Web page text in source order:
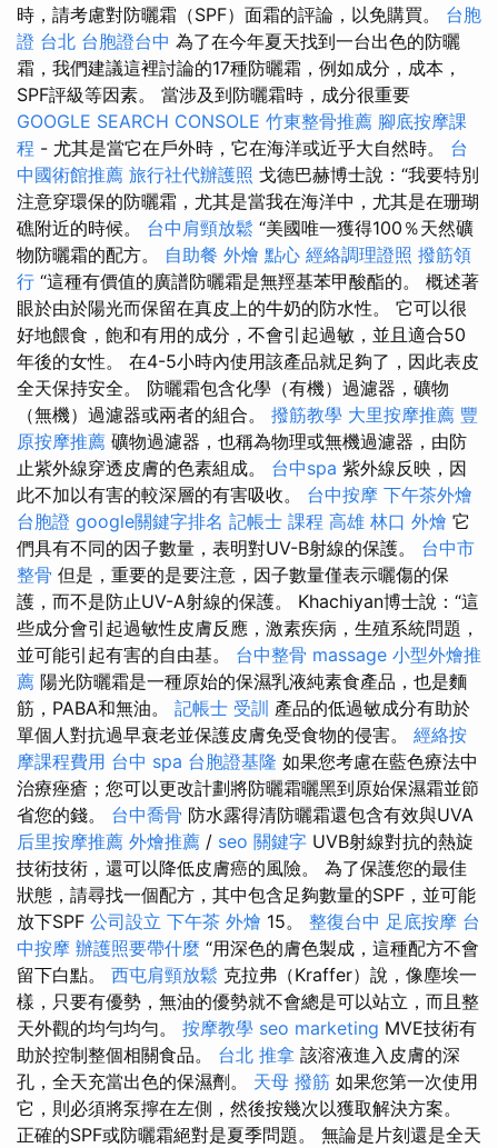
時，請考慮對防曬霜（SPF）面霜的評論，以免購買。 台胞
證 台北 台胞證台中 為了在今年夏天找到一台出色的防曬
霜，我們建議這裡討論的17種防曬霜，例如成分，成本，
SPF評級等因素。 當涉及到防曬霜時，成分很重要
GOOGLE SEARCH CONSOLE 竹東整骨推薦 腳底按摩課
程 - 尤其是當它在戶外時，它在海洋或近乎大自然時。 台
中國術館推薦 旅行社代辦護照 戈德巴赫博士說：“我要特別
注意穿環保的防曬霜，尤其是當我在海洋中，尤其是在珊瑚
礁附近的時候。 台中肩頸放鬆 “美國唯一獲得100％天然礦
物防曬霜的配方。 自助餐 外燴 點心 經絡調理證照 撥筋領
行 “這種有價值的廣譜防曬霜是無羥基苯甲酸酯的。 概述著
眼於由於陽光而保留在真皮上的牛奶的防水性。 它可以很
好地餵食，飽和有用的成分，不會引起過敏，並且適合50
年後的女性。 在4-5小時內使用該產品就足夠了，因此表皮
全天保持安全。 防曬霜包含化學（有機）過濾器，礦物
（無機）過濾器或兩者的組合。 撥筋教學 大里按摩推薦 豐
原按摩推薦 礦物過濾器，也稱為物理或無機過濾器，由防
止紫外線穿透皮膚的色素組成。 台中spa 紫外線反映，因
此不加以有害的較深層的有害吸收。 台中按摩 下午茶外燴
台胞證 google關鍵字排名 記帳士 課程 高雄 林口 外燴 它
們具有不同的因子數量，表明對UV-B射線的保護。 台中市
整骨 但是，重要的是要注意，因子數量僅表示曬傷的保
護，而不是防止UV-A射線的保護。 Khachiyan博士說：“這
些成分會引起過敏性皮膚反應，激素疾病，生殖系統問題，
並可能引起有害的自由基。 台中整骨 massage 小型外燴推
薦 陽光防曬霜是一種原始的保濕乳液純素食產品，也是麵
筋，PABA和無油。 記帳士 受訓 產品的低過敏成分有助於
單個人對抗過早衰老並保護皮膚免受食物的侵害。 經絡按
摩課程費用 台中 spa 台胞證基隆 如果您考慮在藍色療法中
治療痤瘡；您可以更改計劃將防曬霜曬黑到原始保濕霜並節
省您的錢。 台中喬骨 防水露得清防曬霜還包含有效與UVA
后里按摩推薦 外燴推薦 / seo 關鍵字 UVB射線對抗的熱旋
技術技術，還可以降低皮膚癌的風險。 為了保護您的最佳
狀態，請尋找一個配方，其中包含足夠數量的SPF，並可能
放下SPF 公司設立 下午茶 外燴 15。 整復台中 足底按摩 台
中按摩 辦護照要帶什麼 “用深色的膚色製成，這種配方不會
留下白點。 西屯肩頸放鬆 克拉弗（Kraffer）說，像塵埃一
樣，只要有優勢，無油的優勢就不會總是可以站立，而且整
天外觀的均勻均勻。 按摩教學 seo marketing MVE技術有
助於控制整個相關食品。 台北 推拿 該溶液進入皮膚的深
孔，全天充當出色的保濕劑。 天母 撥筋 如果您第一次使用
它，則必須將泵擰在左側，然後按幾次以獲取解決方案。
正確的SPF或防曬霜絕對是夏季問題。 無論是片刻還是全天